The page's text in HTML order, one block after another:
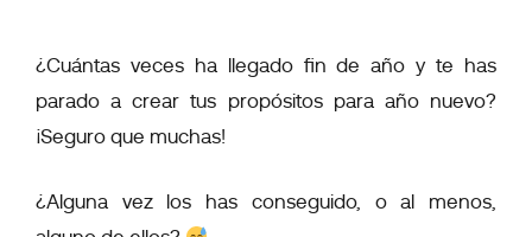
¿Cuántas veces ha llegado fin de año y te has
parado a crear tus propósitos para año nuevo?
¡Seguro que muchas!
¿Alguna vez los has conseguido, o al menos,